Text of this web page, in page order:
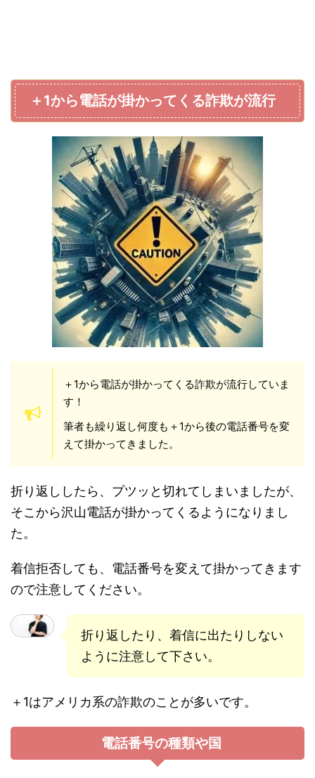
＋1から電話が掛かってくる詐欺が流行
＋1から電話が掛かってくる詐欺が流行していま
す！
筆者も繰り返し何度も＋1から後の電話番号を変
えて掛かってきました。
折り返ししたら、プツッと切れてしまいましたが、
そこから沢山電話が掛かってくるようになりまし
た。
着信拒否しても、電話番号を変えて掛かってきます
ので注意してください。
折り返したり、着信に出たりしない
ように注意して下さい。
＋1はアメリカ系の詐欺のことが多いです。
電話番号の種類や国